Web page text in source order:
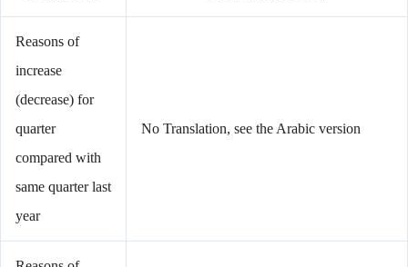
Reasons of
increase
(decrease) for
quarter
compared with
same quarter last
year
No Translation, see the Arabic version